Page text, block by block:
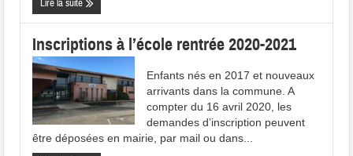
Lire la suite
Inscriptions à l’école rentrée 2020-2021
Enfants nés en 2017 et nouveaux
arrivants dans la commune. A
compter du 16 avril 2020, les
demandes d’inscription peuvent
être déposées en mairie, par mail ou dans...